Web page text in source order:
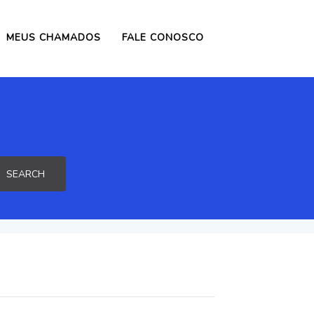
MEUS CHAMADOS FALE CONOSCO
SEARCH